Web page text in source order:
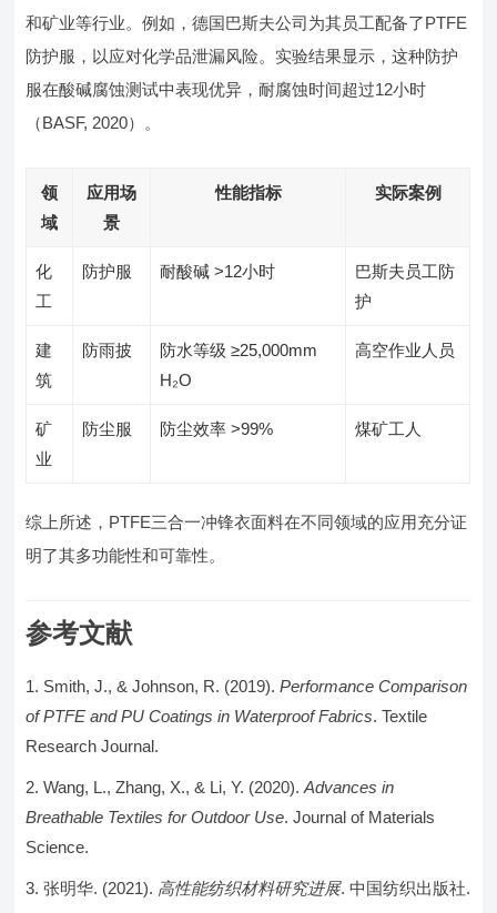
和矿业等行业。例如，德国巴斯夫公司为其员工配备了PTFE
防护服，以应对化学品泄漏风险。实验结果显示，这种防护
服在酸碱腐蚀测试中表现优异，耐腐蚀时间超过12小时
（BASF, 2020）。
领
域
应用场
景
性能指标 实际案例
化
工
防护服 耐酸碱 >12小时
巴斯夫员工防
护
建
筑
防雨披
防水等级 ≥25,000mm
H₂O
高空作业人员
矿
业
防尘服 防尘效率 >99% 煤矿工人
综上所述，PTFE三合一冲锋衣面料在不同领域的应用充分证
明了其多功能性和可靠性。
参考文献
Smith, J., & Johnson, R. (2019).Performance Comparison
of PTFE and PU Coatings in Waterproof Fabrics. Textile
Research Journal.
Wang, L., Zhang, X., & Li, Y. (2020).Advances in
Breathable Textiles for Outdoor Use. Journal of Materials
Science.
张明华. (2021). 高性能纺织材料研究进展. 中国纺织出版社.